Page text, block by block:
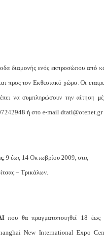
διαμονής ενός εκπροσώπου από
προς τον Εκθεσιακό χώρο. Οι
να συμπληρώσουν την αίτηση
ή στο e-mail dtati@otenet.gr
, 9 έως 14 Οκτωβρίου 2009, στις
– Τρικάλων.
που θα πραγματοποιηθεί 18 έως
New International Expo